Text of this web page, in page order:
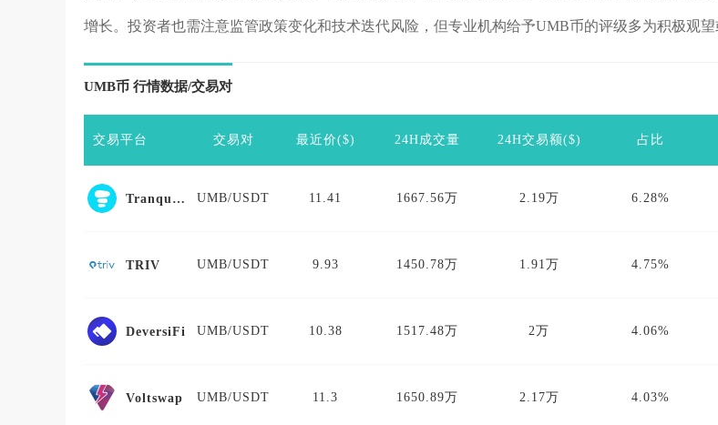
增长。投资者也需注意监管政策变化和技术迭代风险，但专业机构给予UMB币的评级多为积极观望
UMB币 行情数据/交易对
交易平台 交易对 最近价($) 24H成交量 24H交易额($) 占比
Tranquil Finance UMB/USDT 11.41 1667.56万 2.19万 6.28%
TRIV UMB/USDT 9.93 1450.78万 1.91万 4.75%
DeversiFi UMB/USDT 10.38 1517.48万 2万 4.06%
Voltswap UMB/USDT 11.3 1650.89万 2.17万 4.03%